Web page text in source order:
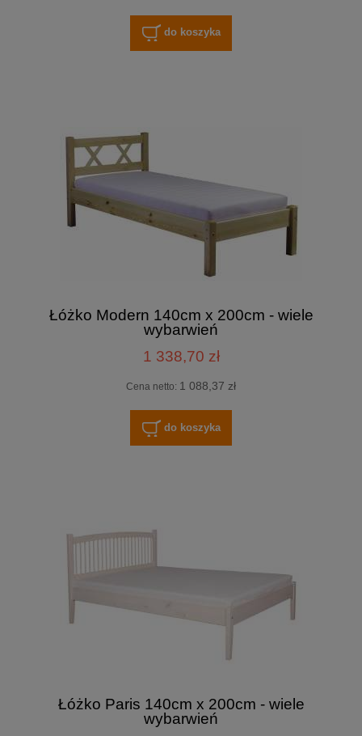
do koszyka
Łóżko Modern 140cm x 200cm - wiele
wybarwień
1 338,70 zł
Cena netto: 1 088,37 zł
do koszyka
Łóżko Paris 140cm x 200cm - wiele
wybarwień